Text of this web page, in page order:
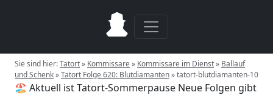
Sie sind hier:Tatort» Kommissare» Kommissare im Dienst» Ballauf
und Schenk»Tatort Folge 620: Blutdiamanten»tatort-blutdiamanten-10
🏖️ Aktuell ist Tatort-Sommerpause Neue Folgen gibt